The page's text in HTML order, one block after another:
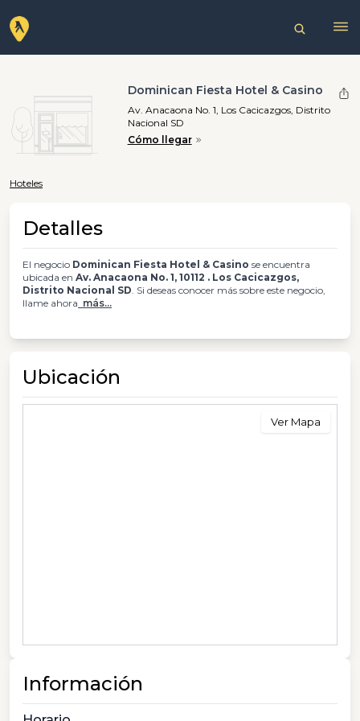
Dominican Fiesta Hotel & Casino
Av. Anacaona No. 1, Los Cacicazgos, Distrito
Nacional SD
Cómo llegar
Hoteles
Detalles
El negocio Dominican Fiesta Hotel & Casino se encuentra
ubicada en Av. Anacaona No. 1, 10112 . Los Cacicazgos,
Distrito Nacional SD. Si deseas conocer más sobre este negocio,
llame ahora más...
Ubicación
Ver Mapa
Información